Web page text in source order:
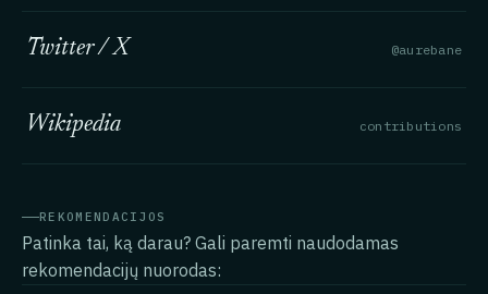
Twitter / X @aurebane
Wikipedia contributions
REKOMENDACIJOS
Patinka tai, ką darau? Gali paremti naudodamas
rekomendacijų nuorodas: